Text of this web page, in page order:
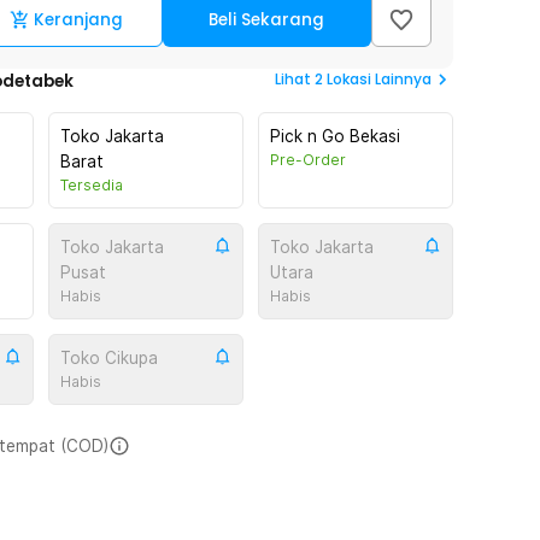
Keranjang Beli Sekarang
Lihat 2Lokasi Lainnya
Toko Jakarta
Barat
Tersedia
Pick n Go Bekasi
Pre-Order
Toko Jakarta
Pusat
Habis
Toko Jakarta
Utara
Habis
Toko Cikupa
Habis
(COD)